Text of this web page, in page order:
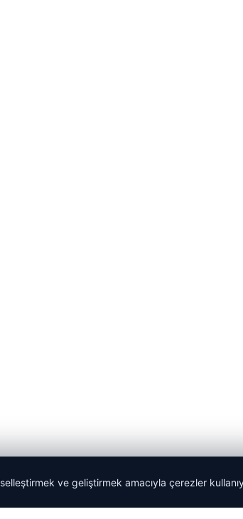
ve geliştirmek amacıyla çerezler